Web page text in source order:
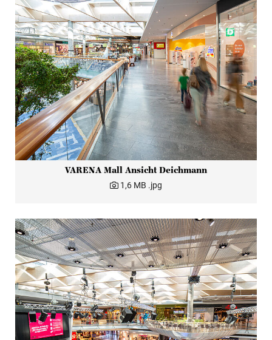
VARENA Mall Ansicht Deichmann
1,6 MB .jpg